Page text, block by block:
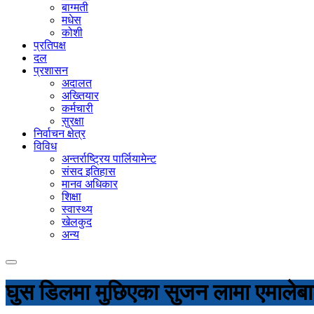
बाग्मती
मधेस
कोशी
प्रतिपक्ष
दल
प्रशासन
अदालत
अख्तियार
कर्मचारी
सुरक्षा
निर्वाचन क्षेत्र
विविध
अन्तर्राष्ट्रिय पार्लियामेन्ट
संसद इतिहास
मानव अधिकार
शिक्षा
स्वास्थ्य
खेलकुद
अन्य
घुस डिलमा मुछिएका सुजन लामा